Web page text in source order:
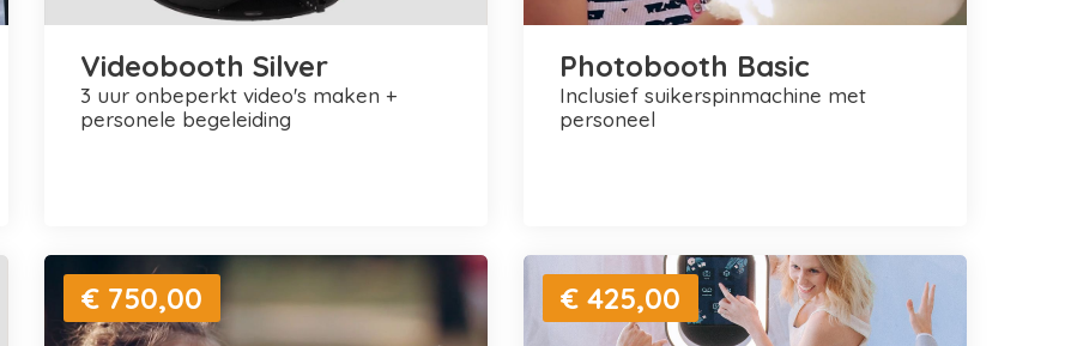
Videobooth Silver
3 uur onbeperkt video's maken +
personele begeleiding
Photobooth Basic
inclusief suikerspinmachine met
personeel
€ 750,00 € 425,00